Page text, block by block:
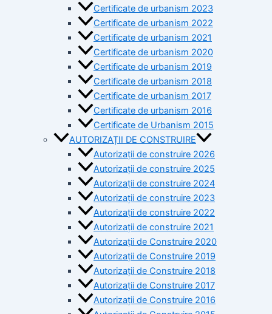
Certificate de urbanism 2023
Certificate de urbanism 2022
Certificate de urbanism 2021
Certificate de urbanism 2020
Certificate de urbanism 2019
Certificate de urbanism 2018
Certificate de urbanism 2017
Certificate de urbanism 2016
Certificate de Urbanism 2015
AUTORIZAȚII DE CONSTRUIRE
Autorizații de construire 2026
Autorizații de construire 2025
Autorizații de construire 2024
Autorizații de construire 2023
Autorizații de construire 2022
Autorizații de construire 2021
Autorizații de Construire 2020
Autorizații de Construire 2019
Autorizaţii de Construire 2018
Autorizaţii de Construire 2017
Autorizaţii de Construire 2016